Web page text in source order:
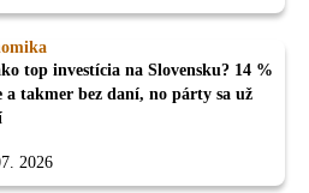
top investícia na Slovensku? 14 %
a takmer bez daní, no párty sa už
2026